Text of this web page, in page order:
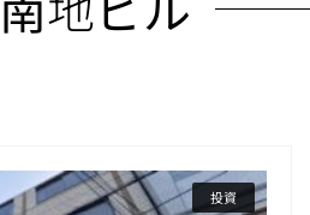
投資